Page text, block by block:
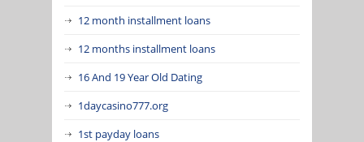
12 month installment loans
12 months installment loans
16 And 19 Year Old Dating
1daycasino777.org
1st payday loans